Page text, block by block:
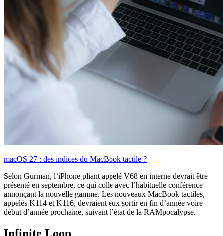
macOS 27 : des indices du MacBook tactile ?
Selon Gurman, l’iPhone pliant appelé V68 en interne devrait être
présenté en septembre, ce qui colle avec l’habituelle conférence
annonçant la nouvelle gamme. Les nouveaux MacBook tactiles,
appelés K114 et K116, devraient eux sortir en fin d’année voire
début d’année prochaine, suivant l’état de la RAMpocalypse.
Infinite Loop